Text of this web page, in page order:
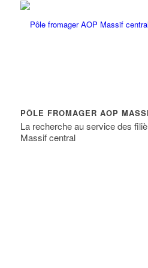
PÔLE FROMAGER AOP
La recherche au service des
Massif central